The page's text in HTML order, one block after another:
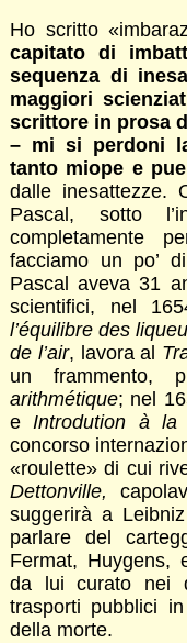
Ho scritto
capitato di
sequenza di
maggiori
scrittore in prosa
– mi si perdoni
tanto miope e
dalle inesattezze.
Pascal, sotto
completamente
facciamo un po’
Pascal aveva 31
scientifici, nel
l’équilibre des
de l’air, lavora al
un frammento,
arithmétique; nel
eIntrodution à la
concorso
«roulette» di cui
Dettonville,
suggerirà a
parlare del
Fermat, Huygens,
da lui curato nei
trasporti pubblici
della morte.